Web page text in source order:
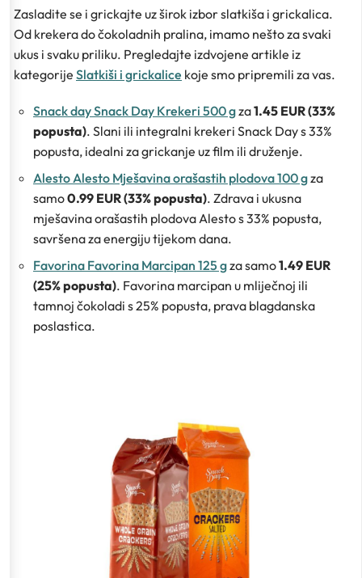
Zasladite se i grickajte uz širok izbor slatkiša i grickalica.
Od krekera do čokoladnih pralina, imamo nešto za svaki
ukus i svaku priliku. Pregledajte izdvojene artikle iz
kategorije Slatkiši i grickalice koje smo pripremili za vas.
Snack day Snack Day Krekeri 500 gza1.45 EUR (33%
popusta). Slani ili integralni krekeri Snack Day s 33%
popusta, idealni za grickanje uz film ili druženje.
Alesto Alesto Mješavina orašastih plodova 100 gza
samo0.99 EUR (33% popusta). Zdrava i ukusna
mješavina orašastih plodova Alesto s 33% popusta,
savršena za energiju tijekom dana.
Favorina Favorina Marcipan 125 gza samo1.49 EUR
(25% popusta). Favorina marcipan u mliječnoj ili
tamnoj čokoladi s 25% popusta, prava blagdanska
poslastica.